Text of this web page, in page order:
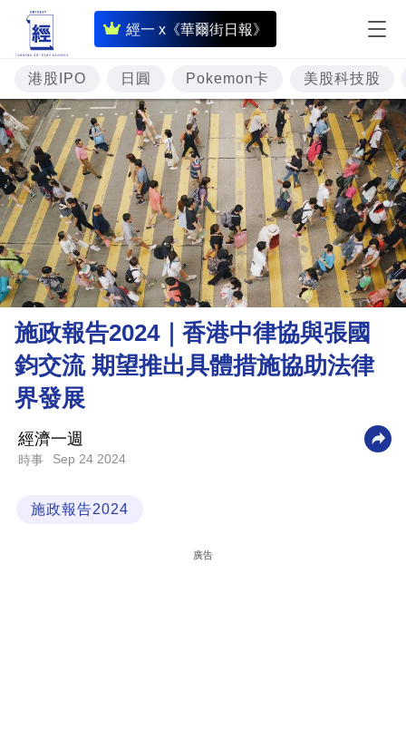
經一 x《華爾街日報》
即
時
財
經
專
題
投
資
樓
市
理
財
商
技
場
港股IPO 日圓 Pokemon卡 美股科技股
施政報告2024｜香港中律協與張國
鈞交流 期望推出具體措施協助法律
界發展
經濟一週
時事 Sep 24 2024
施政報告2024
廣告